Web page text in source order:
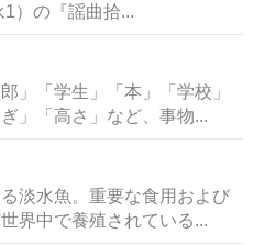
）の『謡曲拾...
」「学生」「本」「学校」
」「高さ」など、事物...
淡水魚。重要な食用および
界中で養殖されている...